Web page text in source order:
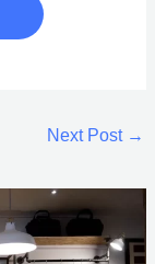
Next Post →